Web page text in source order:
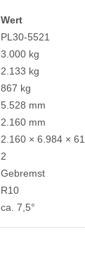
Wert
PL30-5521
3.000 kg
2.133 kg
867 kg
5.528 mm
2.160 mm
2.160 × 6.984 ×
2
Gebremst
R10
ca. 7,5°